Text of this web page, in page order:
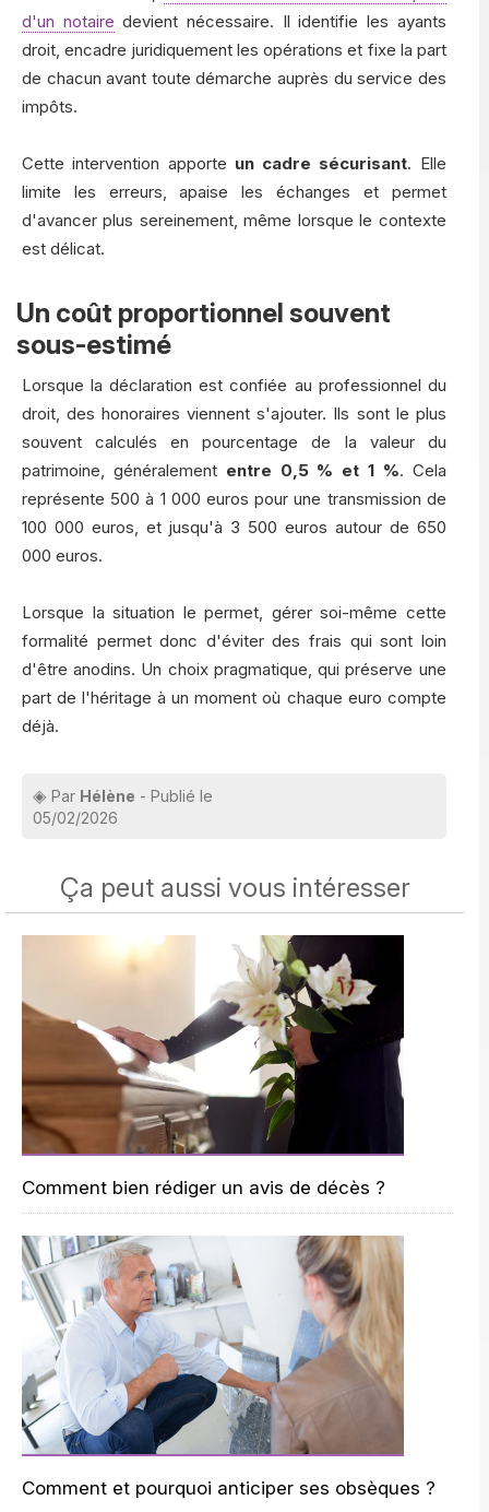
d'un notaire devient nécessaire. Il identifie les ayants
droit, encadre juridiquement les opérations et fixe la part
de chacun avant toute démarche auprès du service des
impôts.
Cette intervention apporte un cadre sécurisant. Elle
limite les erreurs, apaise les échanges et permet
d'avancer plus sereinement, même lorsque le contexte
est délicat.
Un coût proportionnel souvent
sous-estimé
Lorsque la déclaration est confiée au professionnel du
droit, des honoraires viennent s'ajouter. Ils sont le plus
souvent calculés en pourcentage de la valeur du
patrimoine, généralement entre 0,5 % et 1 %. Cela
représente 500 à 1 000 euros pour une transmission de
100 000 euros, et jusqu'à 3 500 euros autour de 650
000 euros.
Lorsque la situation le permet, gérer soi-même cette
formalité permet donc d'éviter des frais qui sont loin
d'être anodins. Un choix pragmatique, qui préserve une
part de l'héritage à un moment où chaque euro compte
déjà.
Par Hélène - Publié le
05/02/2026
Ça peut aussi vous intéresser
Comment bien rédiger un avis de décès ?
Comment et pourquoi anticiper ses obsèques ?